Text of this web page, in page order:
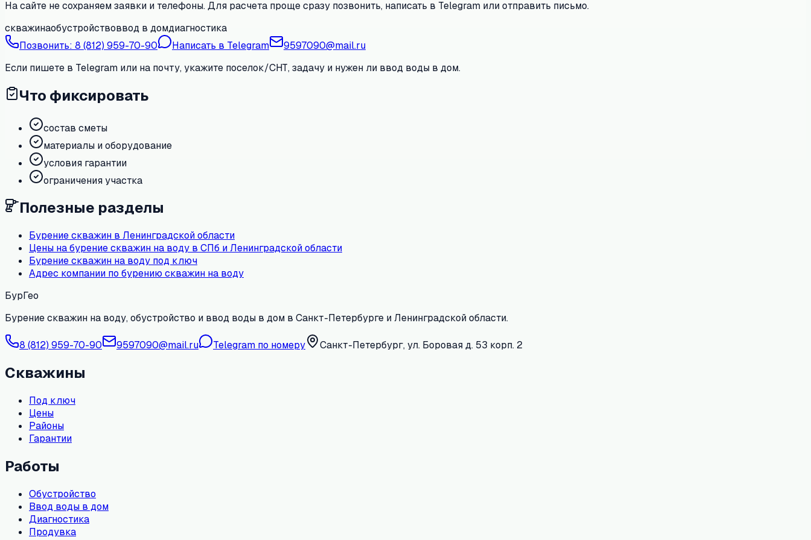
На сайте не сохраняем заявки и телефоны. Для расчета проще сразу позвонить, написать в Telegram или отправить письмо.
скважинаобустройствоввод в домдиагностика
Позвонить: 8 (812) 959-70-90 Написать в Telegram
9597090@mail.ru
Если пишете в Telegram или на почту, укажите поселок/СНТ, задачу и нужен ли ввод воды в дом.
Что фиксировать
состав сметы
материалы и оборудование
условия гарантии
ограничения участка
Полезные разделы
Бурение скважин в Ленинградской области
Цены на бурение скважин на воду в СПб и Ленинградской области
Бурение скважин на воду под ключ
Адрес компании по бурению скважин на воду
БурГео
Бурение скважин на воду, обустройство и ввод воды в дом в Санкт-Петербурге и Ленинградской области.
8 (812) 959-70-90 9597090@mail.ru Telegram по номеру Санкт-Петербург, ул. Боровая д. 53 корп. 2
Скважины
Под ключ
Цены
Районы
Гарантии
Работы
Обустройство
Ввод воды в дом
Диагностика
Продувка